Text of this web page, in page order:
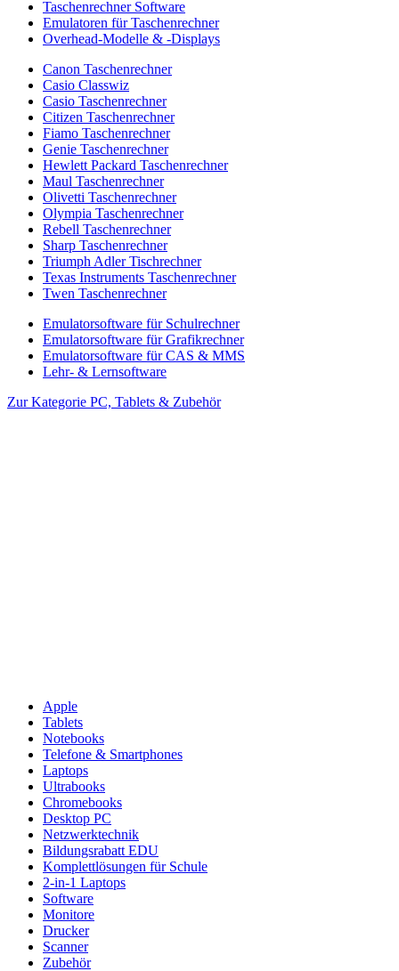
Taschenrechner Software
Emulatoren für Taschenrechner
Overhead-Modelle & -Displays
Canon Taschenrechner
Casio Classwiz
Casio Taschenrechner
Citizen Taschenrechner
Fiamo Taschenrechner
Genie Taschenrechner
Hewlett Packard Taschenrechner
Maul Taschenrechner
Olivetti Taschenrechner
Olympia Taschenrechner
Rebell Taschenrechner
Sharp Taschenrechner
Triumph Adler Tischrechner
Texas Instruments Taschenrechner
Twen Taschenrechner
Emulatorsoftware für Schulrechner
Emulatorsoftware für Grafikrechner
Emulatorsoftware für CAS & MMS
Lehr- & Lernsoftware
Zur Kategorie PC, Tablets & Zubehör
Apple
Tablets
Notebooks
Telefone & Smartphones
Laptops
Ultrabooks
Chromebooks
Desktop PC
Netzwerktechnik
Bildungsrabatt EDU
Komplettlösungen für Schule
2-in-1 Laptops
Software
Monitore
Drucker
Scanner
Zubehör